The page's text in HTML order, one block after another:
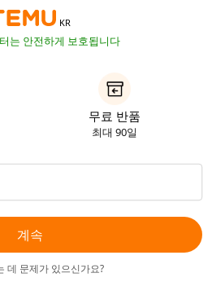
KR
는 안전하게 보호됩니다
무료 반품
최대 90일
계속
데 문제가 있으신가요?